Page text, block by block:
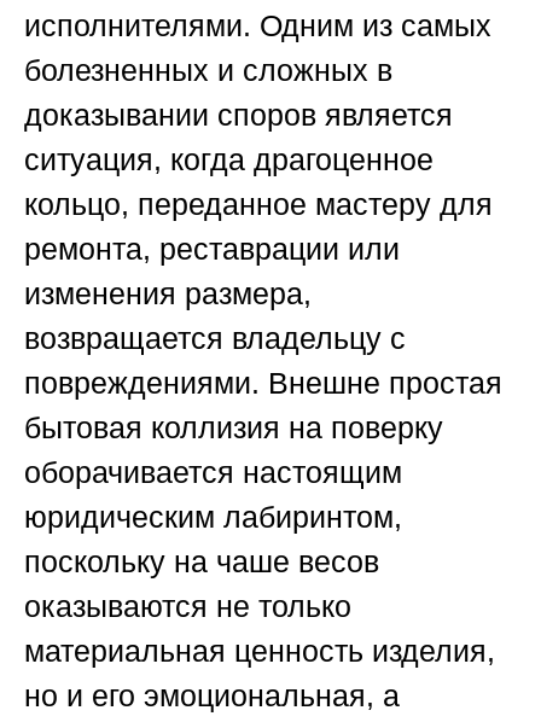
исполнителями. Одним из самых
болезненных и сложных в
доказывании споров является
ситуация, когда драгоценное
кольцо, переданное мастеру для
ремонта, реставрации или
изменения размера,
возвращается владельцу с
повреждениями. Внешне простая
бытовая коллизия на поверку
оборачивается настоящим
юридическим лабиринтом,
поскольку на чаше весов
оказываются не только
материальная ценность изделия,
но и его эмоциональная, а